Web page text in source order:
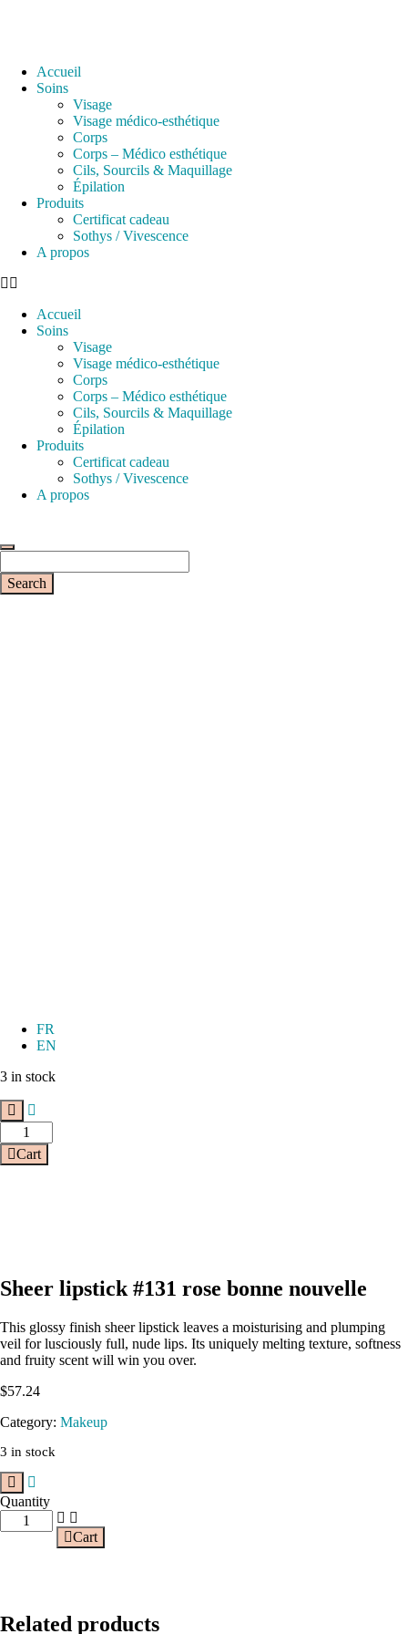
Accueil
Soins
Visage
Visage médico-esthétique
Corps
Corps – Médico esthétique
Cils, Sourcils & Maquillage
Épilation
Produits
Certificat cadeau
Sothys / Vivescence
A propos
Accueil
Soins
Visage
Visage médico-esthétique
Corps
Corps – Médico esthétique
Cils, Sourcils & Maquillage
Épilation
Produits
Certificat cadeau
Sothys / Vivescence
A propos
FR
EN
3 in stock
Cart
Sheer lipstick #131 rose bonne nouvelle
This glossy finish sheer lipstick leaves a moisturising and plumping
veil for lusciously full, nude lips. Its uniquely melting texture, softness
and fruity scent will win you over.
$57.24
Category: Makeup
3 in stock
Quantity
Cart
Related products